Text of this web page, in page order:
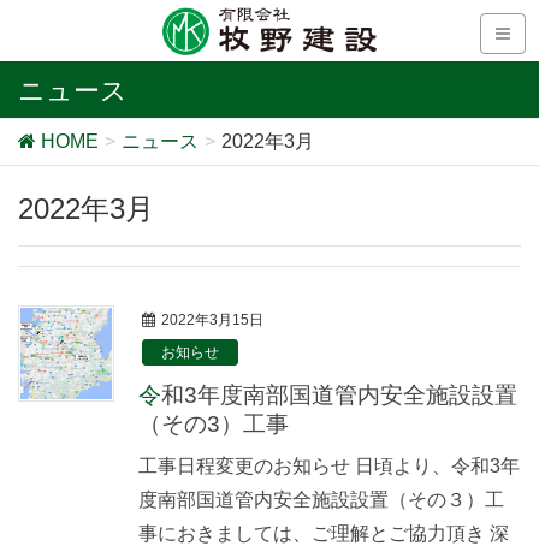
ニュース
HOME ニュース 2022年3月
2022年3月
2022年3月15日
お知らせ
令和3年度南部国道管内安全施設設置
（その3）工事
工事日程変更のお知らせ 日頃より、令和3年
度南部国道管内安全施設設置（その３）工
事におきましては、ご理解とご協力頂き 深